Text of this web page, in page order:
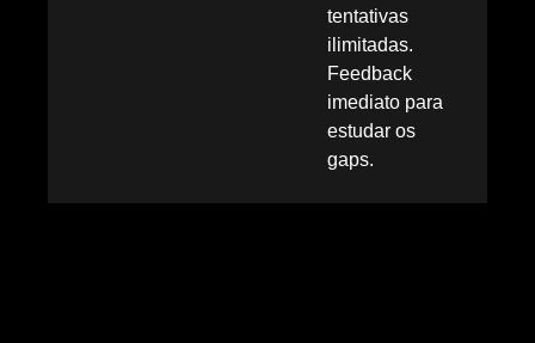
tentativas
ilimitadas.
Feedback
imediato para
estudar os
gaps.